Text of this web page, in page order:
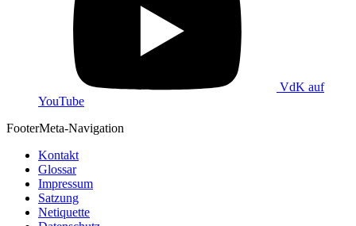
VdK auf
YouTube
FooterMeta-Navigation
Kontakt
Glossar
Impressum
Satzung
Netiquette